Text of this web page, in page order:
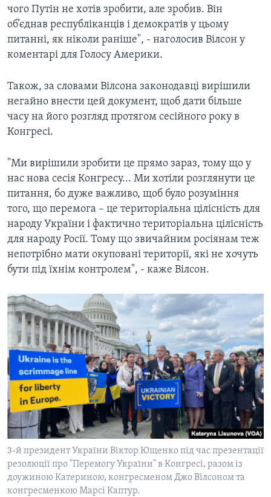
чого Путін не хотів зробити, але зробив. Він
об’єднав республіканців і демократів у цьому
питанні, як ніколи раніше", - наголосив Вілсон у
коментарі для Голосу Америки.
Також, за словами Вілсона законодавці вирішили
негайно внести цей документ, щоб дати більше
часу на його розгляд протягом сесійного року в
Конгресі.
"Ми вирішили зробити це прямо зараз, тому що у
нас нова сесія Конгресу... Ми хотіли розглянути це
питання, бо дуже важливо, щоб було розуміння
того, що перемога – це територіальна цілісність для
народу України і фактично територіальна цілісність
для народу Росії. Тому що звичайним росіянам теж
непотрібно мати окуповані території, які не хочуть
бути під їхнім контролем", - каже Вілсон.
3-й президент України Віктор Ющенко під час презентації
резолюції про "Перемогу України" в Конгресі, разом із
доужиною Катериною, конгресменом Джо Вілсоном та
конгресменкою Марсі Каптур.